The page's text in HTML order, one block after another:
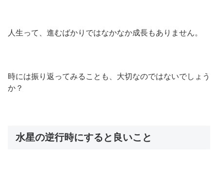
人生って、進むばかりではなかなか成長もありません。
時には振り返ってみることも、大切なのではないでしょう
か？
水星の逆行時にすると良いこと